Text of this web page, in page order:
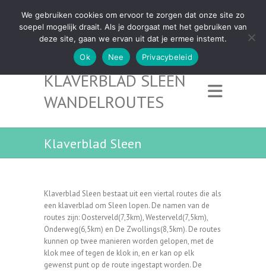
KLAVERBLAD SLEEN
WANDELROUTES
Klaverblad Sleen
Klaverblad Sleen bestaat uit een viertal routes die als
een klaverblad om Sleen lopen. De namen van de
routes zijn: Oosterveld(7,3km), Westerveld(7,5km),
Onderweg(6,5km) en De Zwollings(8,5km). De routes
kunnen op twee manieren worden gelopen, met de
klok mee of tegen de klok in, en er kan op elk
gewenst punt op de route ingestapt worden. De
We gebruiken cookies om ervoor te zorgen dat onze site zo
soepel mogelijk draait. Als je doorgaat met het gebruiken van
deze site, gaan we ervan uit dat je ermee instemt.
Ok
Nee Privacybeleid